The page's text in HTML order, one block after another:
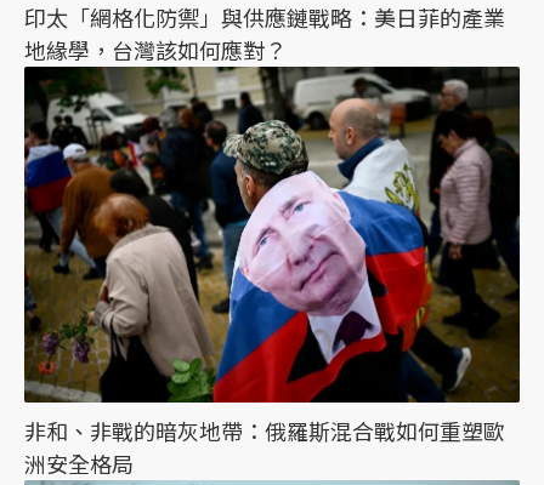
印太「網格化防禦」與供應鏈戰略：美日菲的產業
地緣學，台灣該如何應對？
非和、非戰的暗灰地帶：俄羅斯混合戰如何重塑歐
洲安全格局